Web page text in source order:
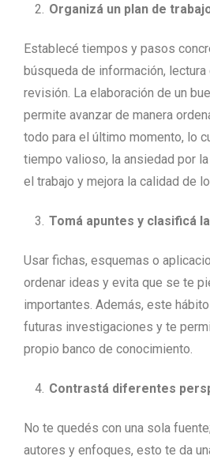
Organizá un plan de
Establecé tiempos y pasos
búsqueda de información,
revisión. La elaboración de un
permite avanzar de manera
todo para el último momento, lo
tiempo valioso, la ansiedad por
el trabajo y mejora la calidad de
Tomá apuntes y clasificá
Usar fichas, esquemas o
ordenar ideas y evita que se te
importantes. Además, este
futuras investigaciones y te
propio banco de conocimiento.
Contrastá diferentes
No te quedés con una sola
autores y enfoques, esto te da